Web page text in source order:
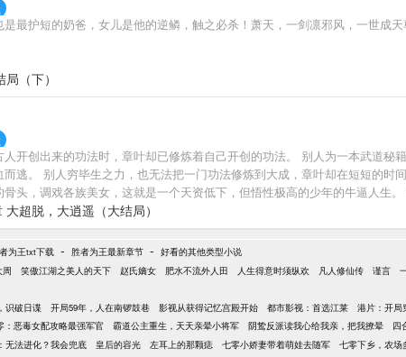
最护短的奶爸，女儿是他的逆鳞，触之必杀！萧天，一剑凛邪风，一世成天
（下）
人开创出来的功法时，章叶却已修炼着自己开创的功法。 别人为一本武道
逃。 别人穷毕生之力，也无法把一门功法修炼到大成，章叶却在短短的
头，调戏各族美女，这就是一个天资低下，但悟性极高的少年的牛逼人生
超脱，大逍遥（大结局）
为王txt下载 - 胜者为王最新章节 - 好看的其他类型小说
周 笑傲江湖之美人的天下 赵氏嫡女 肥水不流外人田 人生得意时须纵欢 凡人修仙传 谨言
识破日谍 开局59年，人在南锣鼓巷 影视从获得记忆宫殿开始 都市影视：首选江莱 港片：开局
：恶毒女配攻略最强军官 霸道公主重生，天天亲晕小将军 阴鸷反派读我心给我亲，把我撩晕 四
无法进化？我会兜底 皇后的容光 左耳上的那颗痣 七零小娇妻带着萌娃去随军 七零下乡，农场